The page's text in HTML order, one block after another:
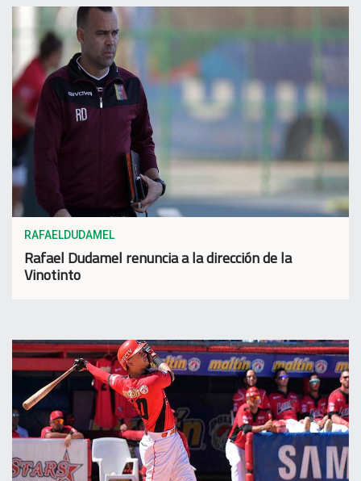
RAFAELDUDAMEL
Rafael Dudamel renuncia a la dirección de la
Vinotinto